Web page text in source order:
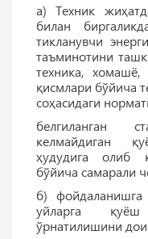
а) Техник
билан
тикланувчи
таъминотини
техника, хомашё,
қисмлари бўйича
соҳасидаги
белгиланган
келмайдиган
ҳудудига олиб
бўйича самарали
б) фойдаланишга
уйларга қуёш
ўрнатилишини